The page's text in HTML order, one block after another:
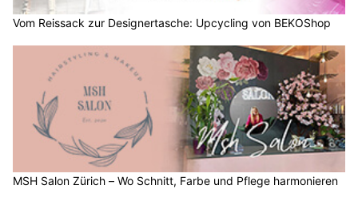
Vom Reissack zur Designertasche: Upcycling von BEKOShop
MSH Salon Zürich – Wo Schnitt, Farbe und Pflege harmonieren